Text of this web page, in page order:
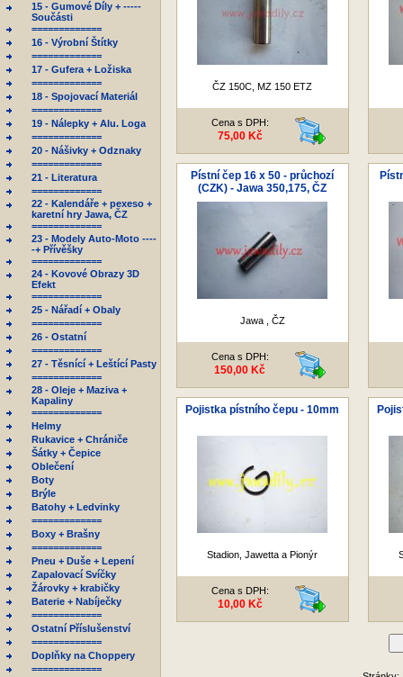
15 - Gumové Díly + -----
Součásti
=============
16 - Výrobní Štítky
=============
17 - Gufera + Ložiska
=============
18 - Spojovací Materiál
=============
19 - Nálepky + Alu. Loga
=============
20 - Nášivky + Odznaky
=============
21 - Literatura
=============
22 - Kalendáře + pexeso +
karetní hry Jawa, ČZ
=============
23 - Modely Auto-Moto ----
-+ Přívěšky
=============
24 - Kovové Obrazy 3D
Efekt
=============
25 - Nářadí + Obaly
=============
26 - Ostatní
=============
27 - Těsnící + Leštící Pasty
=============
28 - Oleje + Maziva +
Kapaliny
=============
Helmy
Rukavice + Chrániče
Šátky + Čepice
Oblečení
Boty
Brýle
Batohy + Ledvinky
=============
Boxy + Brašny
=============
Pneu + Duše + Lepení
Zapalovací Svíčky
Žárovky + krabičky
Baterie + Nabíječky
=============
Ostatní Příslušenství
=============
Doplňky na Choppery
=============
ČZ 150C, MZ 150 ETZ
Cena s DPH:
75,00 Kč
Pístní čep 16 x 50 - průchozí
(CZK) - Jawa 350,175, ČZ
Jawa , ČZ
Cena s DPH:
150,00 Kč
Pojistka pístního čepu - 10mm
Stadion, Jawetta a Pionýr
Cena s DPH:
10,00 Kč